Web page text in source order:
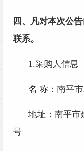
四、凡对本次公
联系。
1.采购人信息
名 称：南
地址：南平市